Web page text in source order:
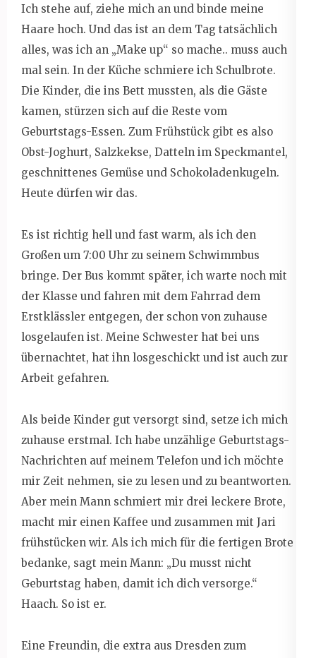
Ich stehe auf, ziehe mich an und binde meine
Haare hoch. Und das ist an dem Tag tatsächlich
alles, was ich an „Make up“ so mache.. muss auch
mal sein. In der Küche schmiere ich Schulbrote.
Die Kinder, die ins Bett mussten, als die Gäste
kamen, stürzen sich auf die Reste vom
Geburtstags-Essen. Zum Frühstück gibt es also
Obst-Joghurt, Salzkekse, Datteln im Speckmantel,
geschnittenes Gemüse und Schokoladenkugeln.
Heute dürfen wir das.
Es ist richtig hell und fast warm, als ich den
Großen um 7:00 Uhr zu seinem Schwimmbus
bringe. Der Bus kommt später, ich warte noch mit
der Klasse und fahren mit dem Fahrrad dem
Erstklässler entgegen, der schon von zuhause
losgelaufen ist. Meine Schwester hat bei uns
übernachtet, hat ihn losgeschickt und ist auch zur
Arbeit gefahren.
Als beide Kinder gut versorgt sind, setze ich mich
zuhause erstmal. Ich habe unzählige Geburtstags-
Nachrichten auf meinem Telefon und ich möchte
mir Zeit nehmen, sie zu lesen und zu beantworten.
Aber mein Mann schmiert mir drei leckere Brote,
macht mir einen Kaffee und zusammen mit Jari
frühstücken wir. Als ich mich für die fertigen Brote
bedanke, sagt mein Mann: „Du musst nicht
Geburtstag haben, damit ich dich versorge.“
Haach. So ist er.
Eine Freundin, die extra aus Dresden zum